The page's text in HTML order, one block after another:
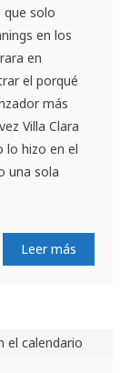
solo
en los
en
el porqué
más
Villa Clara
lo hizo en el
una sola
Leer más